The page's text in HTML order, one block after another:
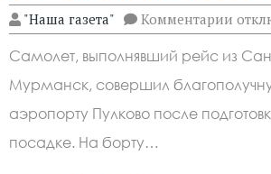
"Наша газета" Комментарии к
из
в
Самолет, выполнявший рейс из
Мурманск, совершил
аэропорту Пулково после
посадке. На борту…